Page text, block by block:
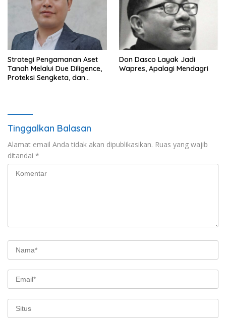
Strategi Pengamanan Aset
Tanah Melalui Due Diligence,
Proteksi Sengketa, dan
Pertanahan Indonesia
Don Dasco Layak Jadi
Wapres, Apalagi Mendagri
Tinggalkan Balasan
Alamat email Anda tidak akan dipublikasikan. Ruas yang wajib
ditandai *